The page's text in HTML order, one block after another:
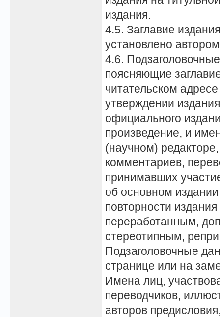
издания.
4.5. Заглавие
установлено
4.6.
поясняющие
читательском
утверждении
официального
произведение, и
(научном)
комментариев,
принимавших
об основном
повторности
переработанным,
стереотипным,
Подзаголовочные
странице или на
Имена лиц,
переводчиков,
авторов